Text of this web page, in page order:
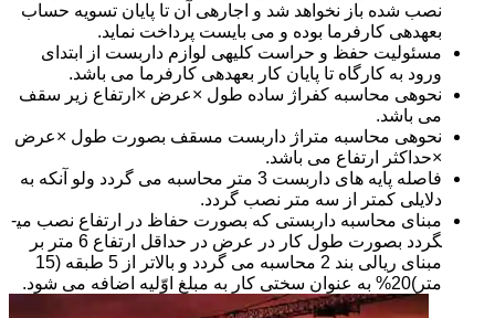
نصب شده باز نخواهد شد و اجاره­ی آن تا پایان تسویه حساب
بعهده­ی کارفرما بوده و می بایست پرداخت نماید.
مسئولیت حفظ و حراست کلیه­ی لوازم داربست از ابتدای
ورود به کارگاه تا پایان کار بعهده­ی کارفرما می باشد.
نحوه­ی محاسبه کفراژ ساده طول ×عرض ×ارتفاع زیر سقف
می باشد.
نحوه­ی محاسبه متراژ داربست مسقف بصورت طول ×عرض
×حداکثر ارتفاع می باشد.
فاصله پایه های داربست 3 متر محاسبه می گردد ولو آنکه به
دلایلی کمتر از سه متر نصب گردد.
مبنای محاسبه داربستی که بصورت حفاظ در ارتفاع نصب می­
گردد بصورت طول کار در عرض در حداقل ارتفاع 6 متر بر
مبنای ریالی بند 2 محاسبه می گردد و بالاتر از 5 طبقه (15
متر)20% به عنوان سختی کار به مبلغ اوّلیه اضافه می شود.